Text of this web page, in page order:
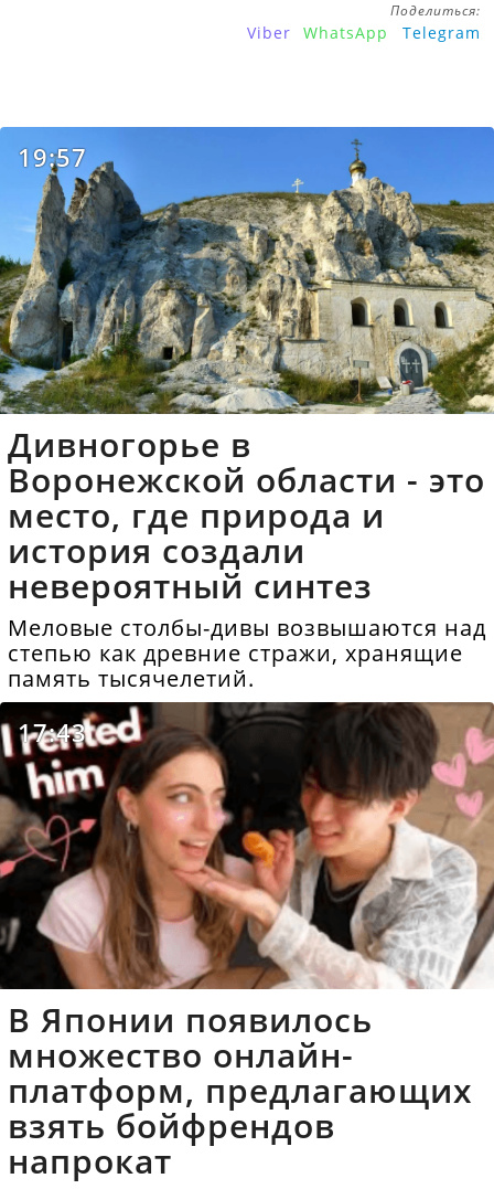
Поделиться:
Viber WhatsApp Telegram
19:57
Дивногорье в
Воронежской области - это
место, где природа и
история создали
невероятный синтез
Меловые столбы-дивы возвышаются над
степью как древние стражи, хранящие
память тысячелетий.
17:43
В Японии появилось
множество онлайн-
платформ, предлагающих
взять бойфрендов
напрокат